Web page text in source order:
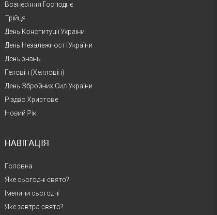
Вознесіння Господнє
Трійця
День Конституції України
День Незалежності України
День знань
Геловін (Хелловін)
День Збройних Сил України
Різдво Христове
Новий Рік
НАВІГАЦІЯ
Головна
Яке сьогодні свято?
Іменини сьогодні
Яке завтра свято?